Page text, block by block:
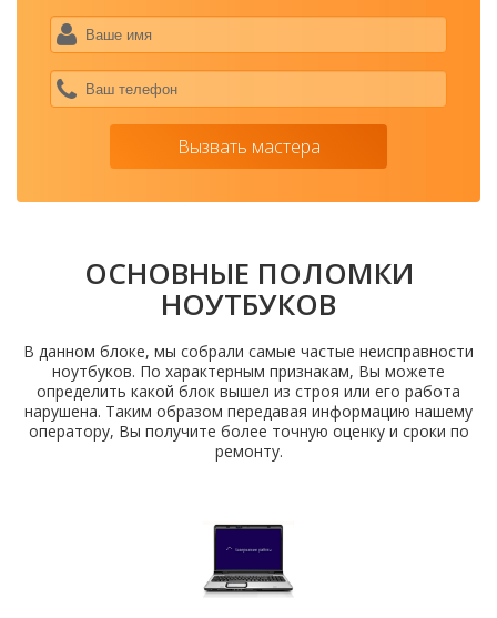
Вызвать мастера
ОСНОВНЫЕ ПОЛОМКИ
НОУТБУКОВ
В данном блоке, мы собрали самые частые неисправности
ноутбуков. По характерным признакам, Вы можете
определить какой блок вышел из строя или его работа
нарушена. Таким образом передавая информацию нашему
оператору, Вы получите более точную оценку и сроки по
ремонту.